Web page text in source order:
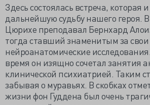
Здесь состоялась встреча, которая
дальнейшую судьбу нашего героя.
Цюрихе преподавал Бернхард
тогда ставший знаменитым за свои
нейроанатомические
время он изящно сочетал занятия
клинической психиатрией. Таким
забывая о муравьях. В скобках
жизни фон Гуддена был очень